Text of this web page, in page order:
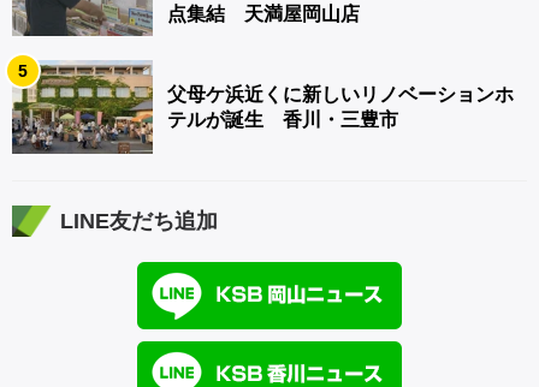
点集結 天満屋岡山店
5
父母ケ浜近くに新しいリノベーションホ
テルが誕生 香川・三豊市
LINE友だち追加